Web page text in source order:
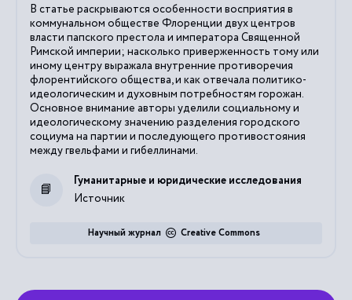
В статье раскрываются особенности восприятия в
коммунальном обществе Флоренции двух центров
власти папского престола и императора Священной
Римской империи; насколько приверженность тому или
иному центру выражала внутренние противоречия
флорентийского общества, и как отвечала политико-
идеологическим и духовным потребностям горожан.
Основное внимание авторы уделили социальному и
идеологическому значению разделения городского
социума на партии и последующего противостояния
между гвельфами и гибеллинами.
Источник
Гуманитарные и юридические исследования
Creative Commons
Научный журнал